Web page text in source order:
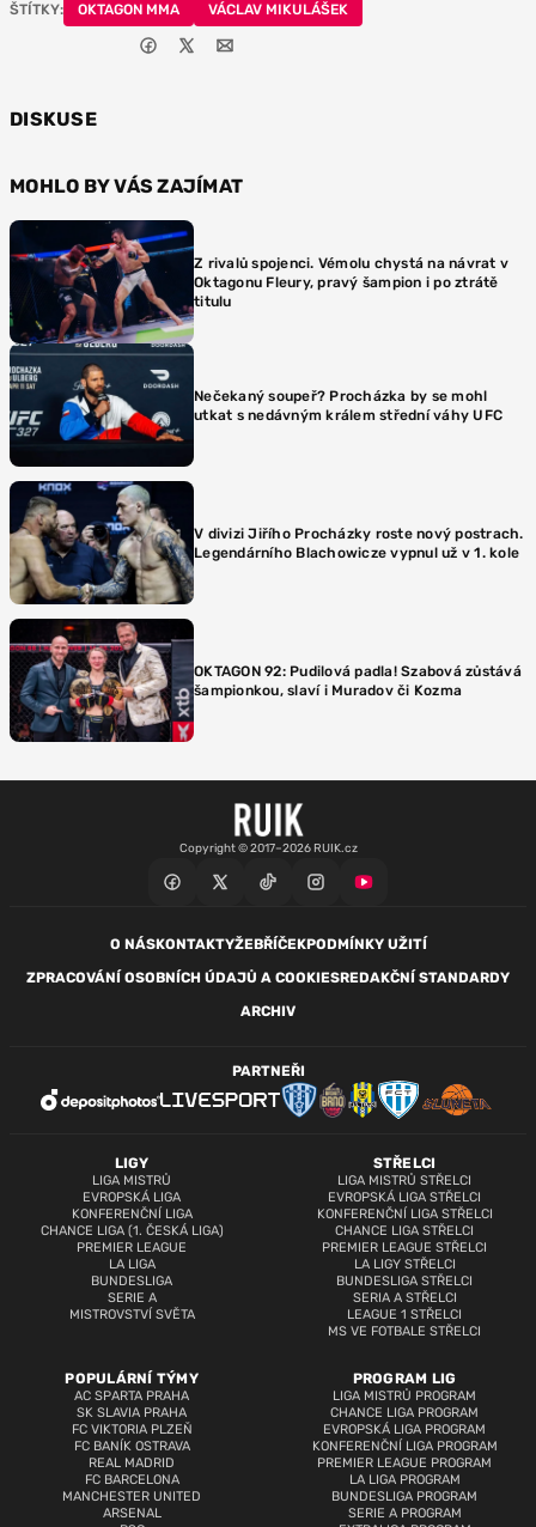
ŠTÍTKY: OKTAGON MMA VÁCLAV MIKULÁŠEK
DISKUSE
MOHLO BY VÁS ZAJÍMAT
Z rivalů spojenci. Vémolu chystá na návrat v
Oktagonu Fleury, pravý šampion i po ztrátě
titulu
Nečekaný soupeř? Procházka by se mohl
utkat s nedávným králem střední váhy UFC
V divizi Jiřího Procházky roste nový postrach.
Legendárního Blachowicze vypnul už v 1. kole
OKTAGON 92: Pudilová padla! Szabová zůstává
šampionkou, slaví i Muradov či Kozma
Copyright © 2017–2026 RUIK.cz
O NÁSKONTAKTYŽEBŘÍČEKPODMÍNKY UŽITÍ
ZPRACOVÁNÍ OSOBNÍCH ÚDAJŮ A COOKIESREDAKČNÍ STANDARDY
ARCHIV
LIGY
LIGA MISTRŮ
EVROPSKÁ LIGA
KONFERENČNÍ LIGA
CHANCE LIGA (1. ČESKÁ LIGA)
PREMIER LEAGUE
LA LIGA
BUNDESLIGA
SERIE A
MISTROVSTVÍ SVĚTA
STŘELCI
LIGA MISTRŮ STŘELCI
EVROPSKÁ LIGA STŘELCI
KONFERENČNÍ LIGA STŘELCI
CHANCE LIGA STŘELCI
PREMIER LEAGUE STŘELCI
LA LIGY STŘELCI
BUNDESLIGA STŘELCI
SERIA A STŘELCI
LEAGUE 1 STŘELCI
MS VE FOTBALE STŘELCI
POPULÁRNÍ TÝMY
AC SPARTA PRAHA
SK SLAVIA PRAHA
FC VIKTORIA PLZEŇ
FC BANÍK OSTRAVA
REAL MADRID
FC BARCELONA
MANCHESTER UNITED
ARSENAL
PROGRAM LIG
LIGA MISTRŮ PROGRAM
CHANCE LIGA PROGRAM
EVROPSKÁ LIGA PROGRAM
KONFERENČNÍ LIGA PROGRAM
PREMIER LEAGUE PROGRAM
LA LIGA PROGRAM
BUNDESLIGA PROGRAM
SERIE A PROGRAM
PARTNEŘI